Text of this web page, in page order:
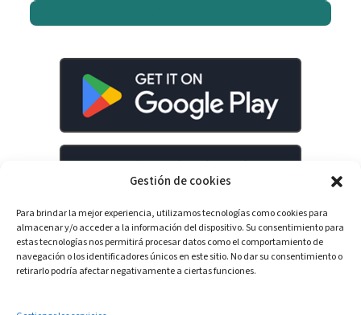
Gestión de cookies
Para brindar la mejor experiencia, utilizamos tecnologías como cookies para
almacenar y/o acceder a la información del dispositivo. Su consentimiento para
estas tecnologías nos permitirá procesar datos como el comportamiento de
navegación o los identificadores únicos en este sitio. No dar su consentimiento o
retirarlo podría afectar negativamente a ciertas funciones.